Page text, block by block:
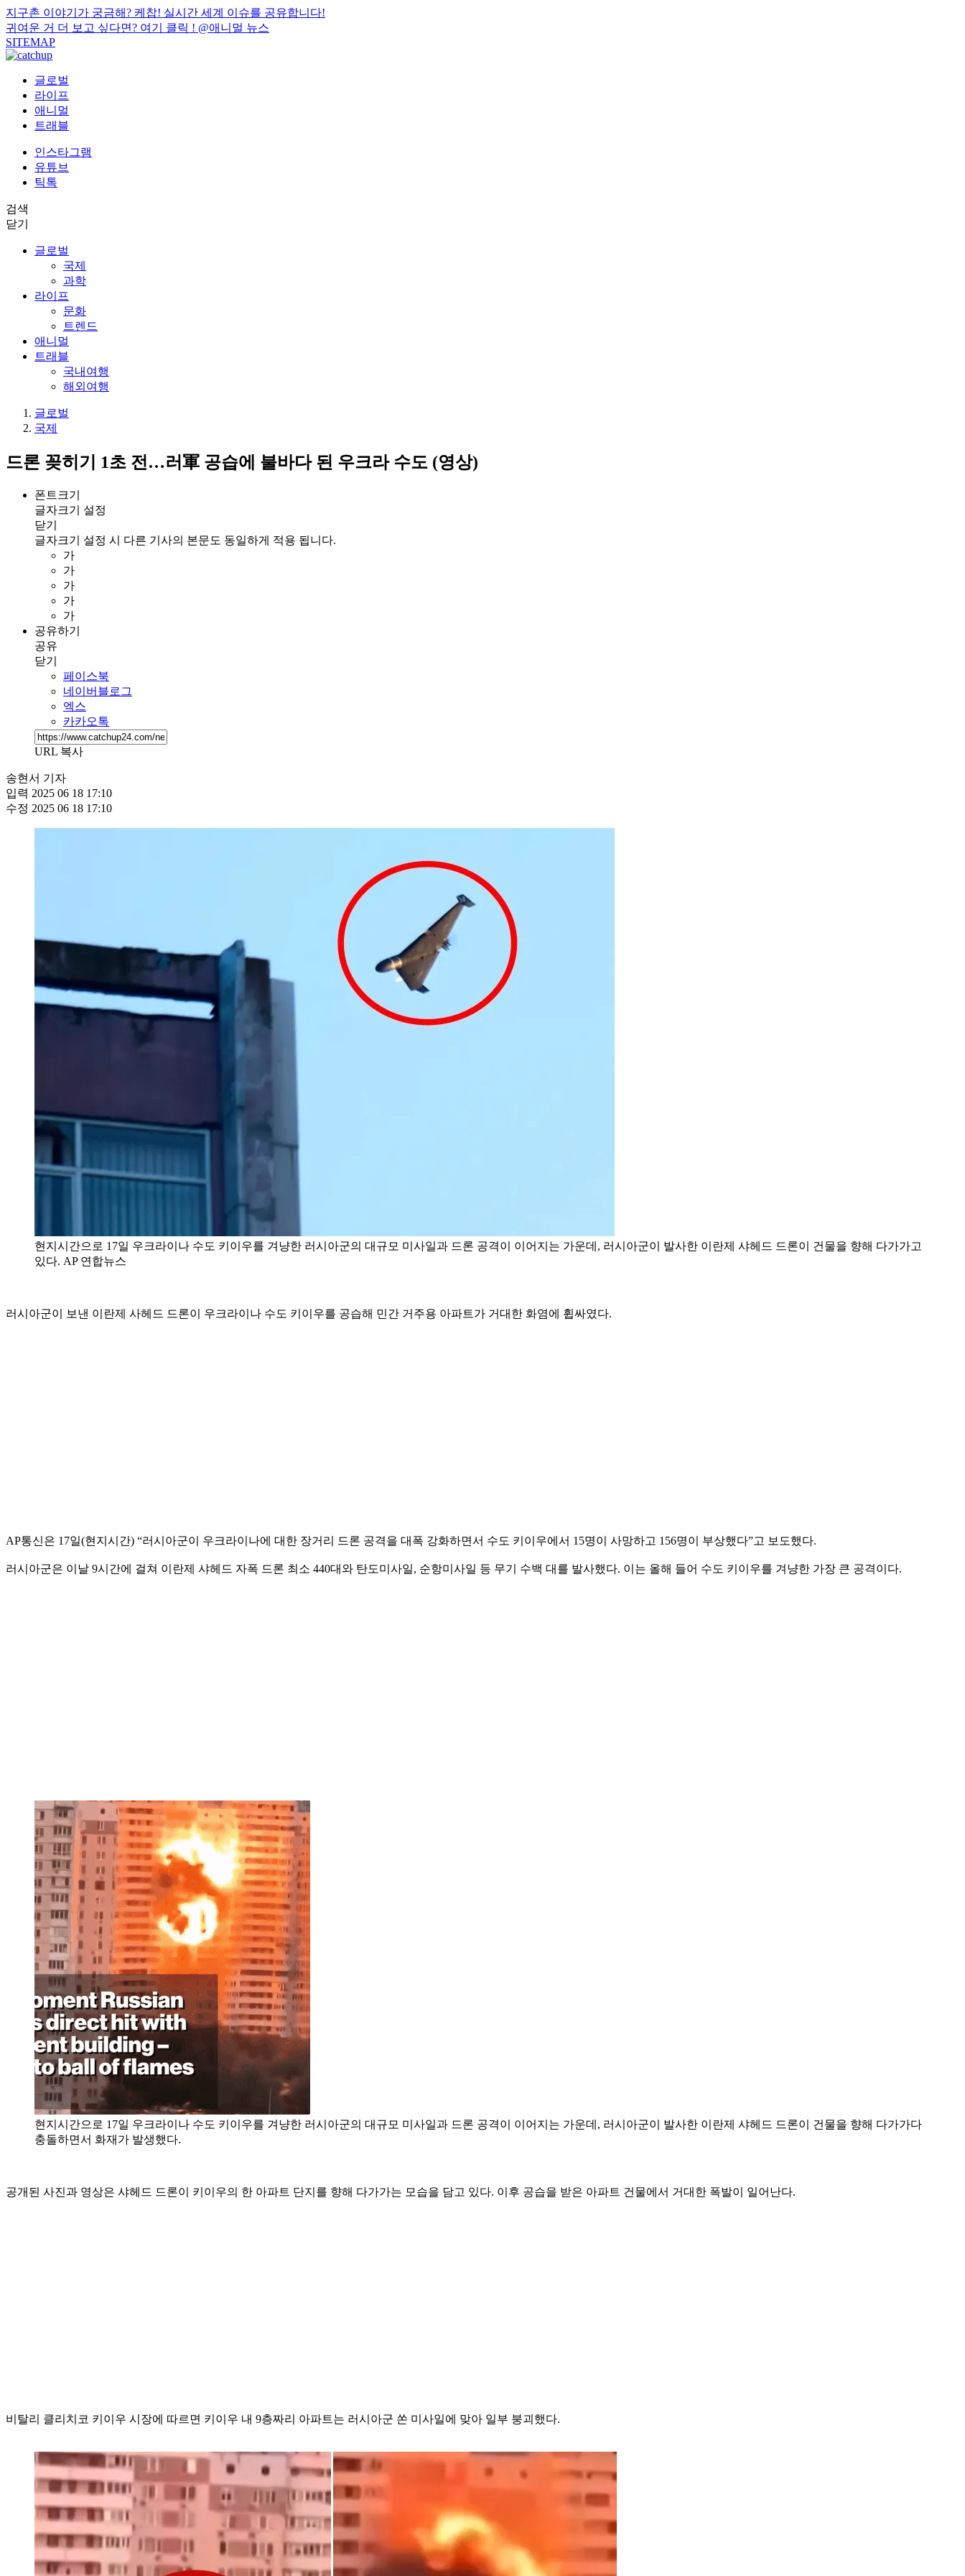
지구촌 이야기가 궁금해? 케찹! 실시간 세계 이슈를 공유합니다!
귀여운 거 더 보고 싶다면? 여기 클릭 ! @애니멀 뉴스
SITEMAP
글로벌
라이프
애니멀
트래블
인스타그램
유튜브
틱톡
검색
닫기
글로벌
국제
과학
라이프
문화
트렌드
애니멀
트래블
국내여행
해외여행
글로벌
국제
드론 꽂히기 1초 전…러軍 공습에 불바다 된 우크라 수도 (영상)
폰트크기
글자크기 설정
닫기
글자크기 설정 시 다른 기사의 본문도 동일하게 적용 됩니다.
가
가
가
가
가
공유하기
공유
닫기
페이스북
네이버블로그
엑스
카카오톡
URL 복사
송현서 기자
입력 2025 06 18 17:10
수정 2025 06 18 17:10
현지시간으로 17일 우크라이나 수도 키이우를 겨냥한 러시아군의 대규모 미사일과 드론 공격이 이어지는 가운데, 러시아군이 발사한 이란제 샤헤드 드론이 건물을 향해 다가가고
있다. AP 연합뉴스
러시아군이 보낸 이란제 사헤드 드론이 우크라이나 수도 키이우를 공습해 민간 거주용 아파트가 거대한 화염에 휩싸였다.
AP통신은 17일(현지시간) “러시아군이 우크라이나에 대한 장거리 드론 공격을 대폭 강화하면서 수도 키이우에서 15명이 사망하고 156명이 부상했다”고 보도했다.
러시아군은 이날 9시간에 걸쳐 이란제 샤헤드 자폭 드론 최소 440대와 탄도미사일, 순항미사일 등 무기 수백 대를 발사했다. 이는 올해 들어 수도 키이우를 겨냥한 가장 큰 공격이다.
현지시간으로 17일 우크라이나 수도 키이우를 겨냥한 러시아군의 대규모 미사일과 드론 공격이 이어지는 가운데, 러시아군이 발사한 이란제 샤헤드 드론이 건물을 향해 다가가다
충돌하면서 화재가 발생했다.
공개된 사진과 영상은 샤헤드 드론이 키이우의 한 아파트 단지를 향해 다가가는 모습을 담고 있다. 이후 공습을 받은 아파트 건물에서 거대한 폭발이 일어난다.
비탈리 클리치코 키이우 시장에 따르면 키이우 내 9층짜리 아파트는 러시아군 쏜 미사일에 맞아 일부 붕괴했다.